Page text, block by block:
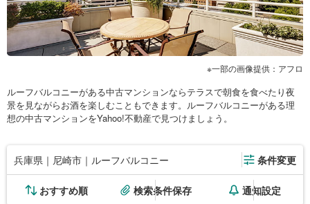
一部の画像提供：アフロ
ルーフバルコニーがある中古マンションならテラスで朝食を食べたり夜
景を見ながらお酒を楽しむこともできます。ルーフバルコニーがある理
想の中古マンションをYahoo!不動産で見つけましょう。
兵庫県｜尼崎市｜ルーフバルコニー 条件変更
おすすめ順 検索条件保存 通知設定